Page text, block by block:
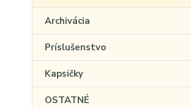
Archivácia
Príslušenstvo
Kapsičky
OSTATNÉ